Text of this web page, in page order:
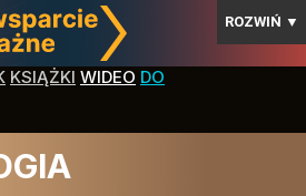
ROZWIŃ ▼
KSIĄŻKI WIDEO DO